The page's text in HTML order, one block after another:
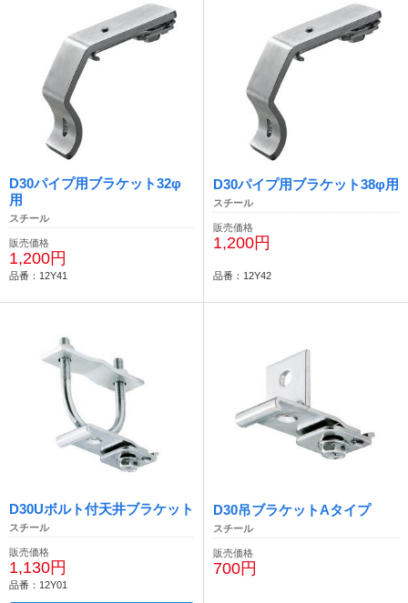
D30パイプ用ブラケット32φ
用
スチール
販売価格
1,200円
品番：12Y41
D30パイプ用ブラケット38φ用
スチール
販売価格
1,200円
品番：12Y42
D30Uボルト付天井ブラケット
スチール
販売価格
1,130円
品番：12Y01
D30吊ブラケットAタイプ
スチール
販売価格
700円